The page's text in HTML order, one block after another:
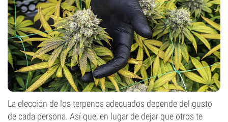
La elección de los terpenos adecuados depende del gusto
de cada persona. Así que, en lugar de dejar que otros te